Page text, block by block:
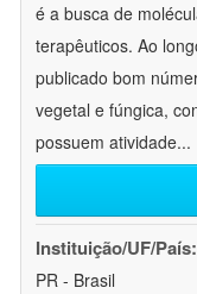
é a busca de
terapêuticos. Ao
publicado bom
vegetal e fúngica,
possuem atividade...
Instituição/UF/País:
PR - Brasil